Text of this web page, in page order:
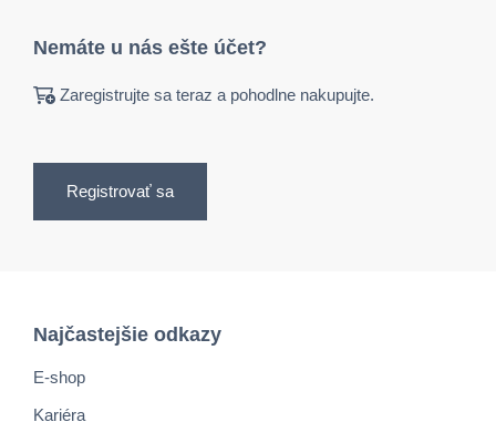
Nemáte u nás ešte účet?
Zaregistrujte sa teraz a pohodlne nakupujte.
Registrovať sa
Najčastejšie odkazy
E-shop
Kariéra